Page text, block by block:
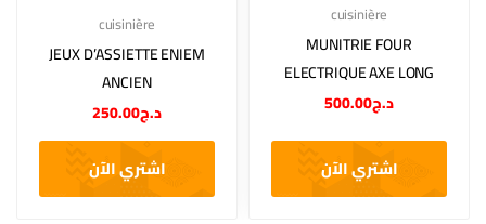
cuisinière
JEUX D’ASSIETTE ENIEM
ANCIEN
د.ج250.00
اشتري الآن
cuisinière
MUNITRIE FOUR
ELECTRIQUE AXE LONG
د.ج500.00
اشتري الآن